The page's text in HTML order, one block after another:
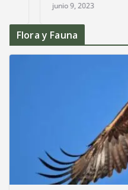
junio 9, 2023
Flora y Fauna